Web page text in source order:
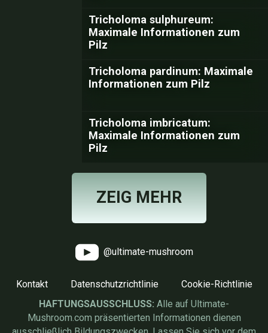
Tricholoma sulphureum:
Maximale Informationen zum
Pilz
Tricholoma pardinum: Maximale
Informationen zum Pilz
Tricholoma imbricatum:
Maximale Informationen zum
Pilz
ZEIG MEHR
@ultimate-mushroom
Kontakt Datenschutzrichtlinie
Cookie-Richtlinie
HAFTUNGSAUSSCHLUSS: Alle auf Ultimate-
Mushroom.com präsentierten Informationen dienen